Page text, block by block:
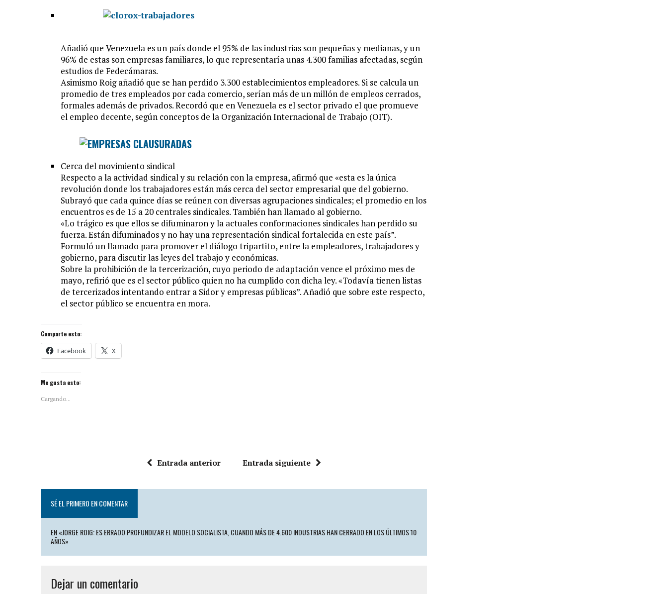
Añadió que Venezuela es un país donde el 95% de las industrias son pequeñas y medianas, y un
96% de estas son empresas familiares, lo que representaría unas 4.300 familias afectadas, según
estudios de Fedecámaras.
Asimismo Roig añadió que se han perdido 3.300 establecimientos empleadores. Si se calcula un
promedio de tres empleados por cada comercio, serían más de un millón de empleos cerrados,
formales además de privados. Recordó que en Venezuela es el sector privado el que promueve
el empleo decente, según conceptos de la Organización Internacional de Trabajo (OIT).
Cerca del movimiento sindical
Respecto a la actividad sindical y su relación con la empresa, afirmó que «esta es la única
revolución donde los trabajadores están más cerca del sector empresarial que del gobierno.
Subrayó que cada quince días se reúnen con diversas agrupaciones sindicales; el promedio en los
encuentros es de 15 a 20 centrales sindicales. También han llamado al gobierno.
«Lo trágico es que ellos se difuminaron y la actuales conformaciones sindicales han perdido su
fuerza. Están difuminados y no hay una representación sindical fortalecida en este país”.
Formuló un llamado para promover el diálogo tripartito, entre la empleadores, trabajadores y
gobierno, para discutir las leyes del trabajo y económicas.
Sobre la prohibición de la tercerización, cuyo periodo de adaptación vence el próximo mes de
mayo, refirió que es el sector público quien no ha cumplido con dicha ley. «Todavía tienen listas
de tercerizados intentando entrar a Sidor y empresas públicas”. Añadió que sobre este respecto,
el sector público se encuentra en mora.
Comparte esto:
Facebook X
Me gusta esto:
Cargando...
Entrada anterior Entrada siguiente
SÉ EL PRIMERO EN COMENTAR
EN «JORGE ROIG: ES ERRADO PROFUNDIZAR EL MODELO SOCIALISTA, CUANDO MÁS DE 4.600 INDUSTRIAS HAN CERRADO EN LOS ÚLTIMOS 10
AÑOS»
Dejar un comentario